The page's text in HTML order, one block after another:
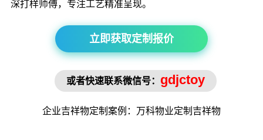
深打样师傅，专注工艺精准呈现。
立即获取定制报价
或者快速联系微信号： gdjctoy
企业吉祥物定制案例：万科物业定制 吉祥物